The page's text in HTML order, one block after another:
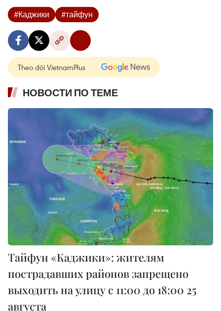
#Каджики #тайфун
Theo dõi VietnamPlus
НОВОСТИ ПО ТЕМЕ
Тайфун «Каджики»: жителям
пострадавших районов запрещено
выходить на улицу с 11:00 до 18:00 25
августа